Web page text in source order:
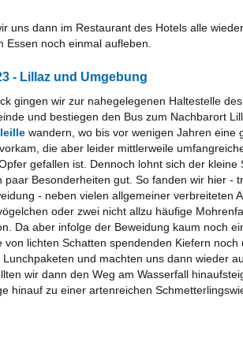
uns dann im Restaurant des Hotels alle
Essen noch einmal aufleben.
- Lillaz und Umgebung
gingen wir zur nahegelegenen Haltestelle
und bestiegen den Bus zum Nachbarort
wandern, wo bis vor wenigen Jahren eine
die aber leider mittlerweile
gefallen ist. Dennoch lohnt sich der kleine
paar Besonderheiten gut. So fanden wir hier -
- neben vielen allgemeiner verbreiteten
oder zwei nicht allzu häufige
Da aber infolge der Beweidung kaum noch
von lichten Schatten spendenden Kiefern
und machten uns dann wieder
wir dann den Weg am Wasserfall
hinauf zu einer artenreichen